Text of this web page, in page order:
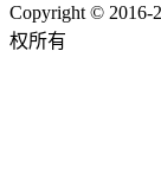
Copyright © 2016-
权所有